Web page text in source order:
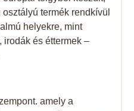
termék rendkívül
helyekre, mint
és éttermek –
amely a